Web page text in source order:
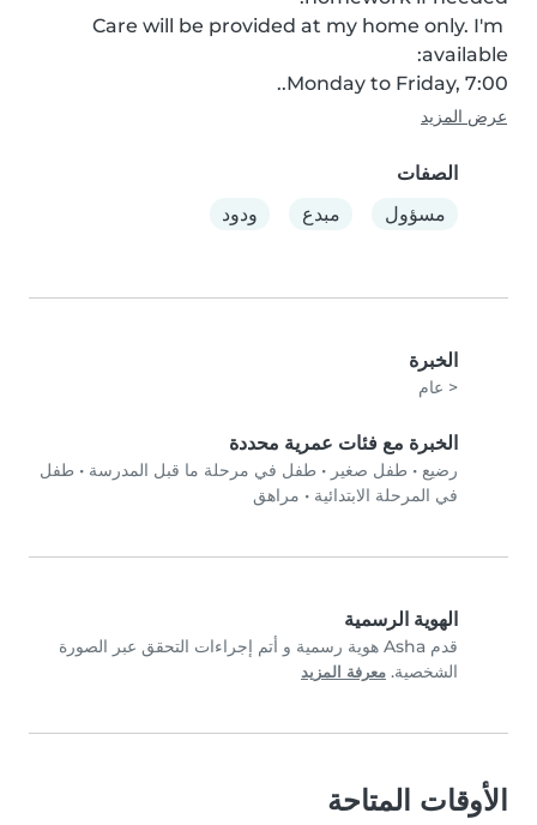
Care will be provided at my home only. I'm
Monday to Friday, 7:00..
عرض المزيد
الصفات
مسؤول
مبدع ودود
الخبرة
< عام
الخبرة مع فئات عمرية محددة
رضيع • طفل صغير • طفل في مرحلة ما قبل المدرسة • طفل
في المرحلة الابتدائية • مراهق
الهوية الرسمية
قدم Asha هوية رسمية و أتم إجراءات التحقق عبر الصورة
الشخصية. معرفة المزيد
الأوقات المتاحة